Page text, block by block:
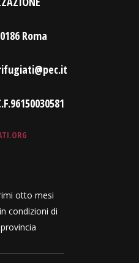
Roma
otto mesi
condizioni di